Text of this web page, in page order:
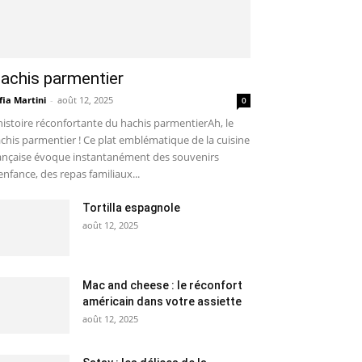
parmentier
Martini - août 12, 2025 0
réconfortante du hachis parmentierAh, le
parmentier ! Ce plat emblématique de la cuisine
évoque instantanément des souvenirs
des repas familiaux...
Tortilla espagnole
août 12, 2025
Mac and cheese : le réconfort
américain dans votre assiette
août 12, 2025